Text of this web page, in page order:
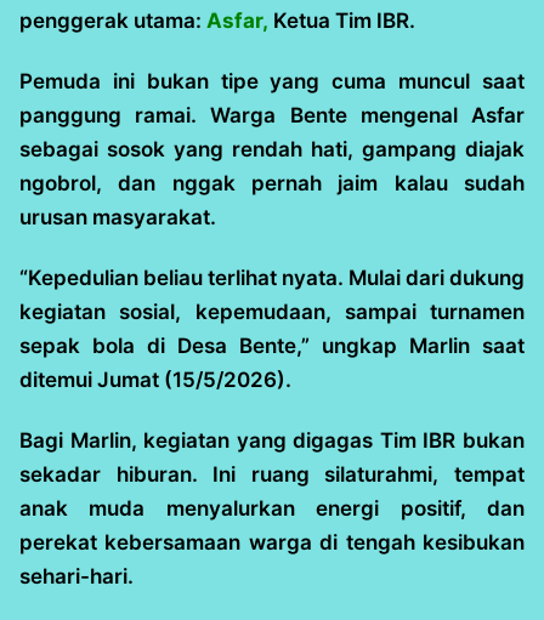
penggerak utama: Asfar, Ketua Tim IBR.
Pemuda ini bukan tipe yang cuma muncul saat
panggung ramai. Warga Bente mengenal Asfar
sebagai sosok yang rendah hati, gampang diajak
ngobrol, dan nggak pernah jaim kalau sudah
urusan masyarakat.
“Kepedulian beliau terlihat nyata. Mulai dari dukung
kegiatan sosial, kepemudaan, sampai turnamen
sepak bola di Desa Bente,” ungkap Marlin saat
ditemui Jumat (15/5/2026).
Bagi Marlin, kegiatan yang digagas Tim IBR bukan
sekadar hiburan. Ini ruang silaturahmi, tempat
anak muda menyalurkan energi positif, dan
perekat kebersamaan warga di tengah kesibukan
sehari-hari.